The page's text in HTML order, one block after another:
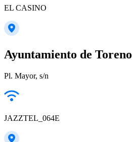
EL CASINO
Ayuntamiento de Toreno
Pl. Mayor, s/n
JAZZTEL_064E